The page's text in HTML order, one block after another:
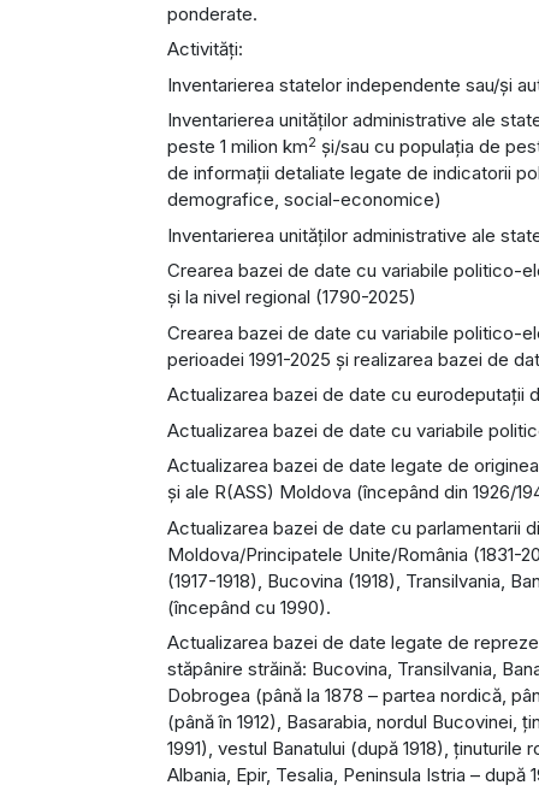
ponderate.
Activități:
Inventarierea statelor independente sau/și
Inventarierea unităților administrative ale
peste 1 milion km2 și/sau cu populația de
de informații detaliate legate de indicatorii
demografice, social-economice)
Inventarierea unităților administrative ale
Crearea bazei de date cu variabile politico-
și la nivel regional (1790-2025)
Crearea bazei de date cu variabile politico-
perioadei 1991-2025 și realizarea bazei de
Actualizarea bazei de date cu eurodeputații
Actualizarea bazei de date cu variabile
Actualizarea bazei de date legate de
și ale R(ASS) Moldova (începând din 1926/
Actualizarea bazei de date cu parlamentarii
Moldova/Principatele Unite/România (1831-
(1917-1918), Bucovina (1918), Transilvania,
(începând cu 1990).
Actualizarea bazei de date legate de
stăpânire străină: Bucovina, Transilvania,
Dobrogea (până la 1878 – partea nordică,
(până în 1912), Basarabia, nordul Bucovinei,
1991), vestul Banatului (după 1918),
Albania, Epir, Tesalia, Peninsula Istria – după